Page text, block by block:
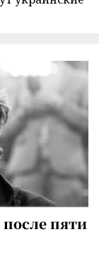
пяти